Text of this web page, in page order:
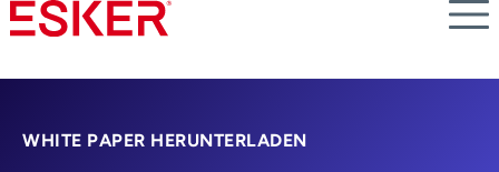
Skip
to
content
WHITE PAPER HERUNTERLADEN